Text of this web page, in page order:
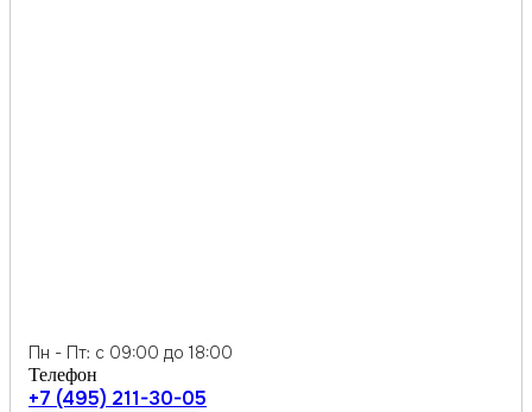
Пн - Пт: с 09:00 до 18:00
Телефон
+7 (495) 211-30-05